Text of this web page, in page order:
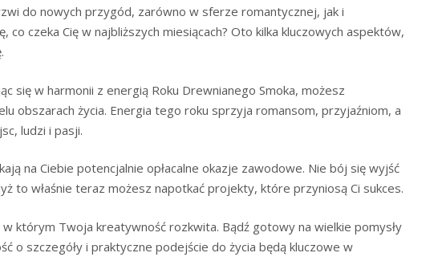
do nowych przygód, zarówno w sferze romantycznej, jak i
co czeka Cię w najbliższych miesiącach? Oto kilka kluczowych aspektów,
się w harmonii z energią Roku Drewnianego Smoka, możesz
obszarach życia. Energia tego roku sprzyja romansom, przyjaźniom, a
ludzi i pasji.
na Ciebie potencjalnie opłacalne okazje zawodowe. Nie bój się wyjść
to właśnie teraz możesz napotkać projekty, które przyniosą Ci sukces.
którym Twoja kreatywność rozkwita. Bądź gotowy na wielkie pomysły
o szczegóły i praktyczne podejście do życia będą kluczowe w